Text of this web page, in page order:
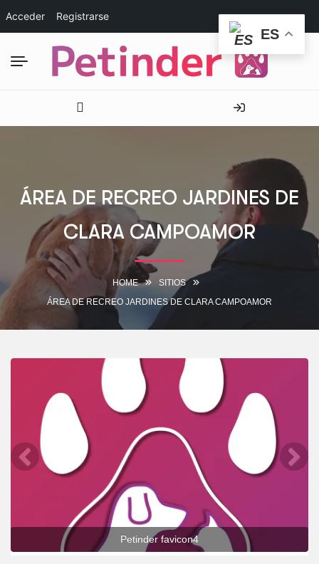
Acceder Registrarse
ÁREA DE RECREO JARDINES DE
CLARA CAMPOAMOR
HOME
SITIOS
ÁREA DE RECREO JARDINES DE CLARA CAMPOAMOR
Petinder favicon4
ES